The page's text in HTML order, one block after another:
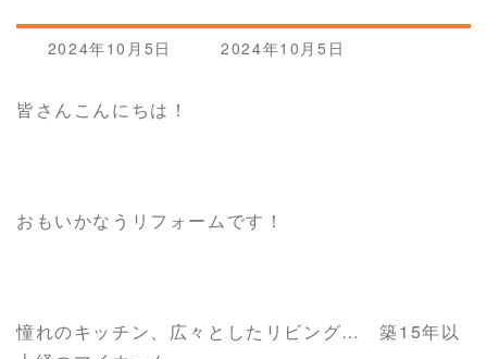
2024年10月5日
最
2024年10月5日
皆さんこんにちは！
おもいかなうリフォームです！
憧れのキッチン、広々としたリビング… 築15年以